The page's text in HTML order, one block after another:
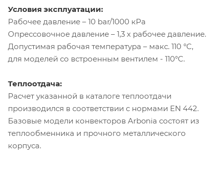
Условия эксплуатации:
Рабочее давление – 10 bar/1000 кРа
Опрессовочное давление – 1,3 х рабочее давление.
Допустимая рабочая температура – макс. 110 °C,
для моделей со встроенным вентилем - 110°C.
Теплоотдача:
Расчет указанной в каталоге теплоотдачи
производился в соответствии с нормами EN 442.
Базовые модели конвекторов Arbonia состоят из
теплообменника и прочного металлического
корпуса.